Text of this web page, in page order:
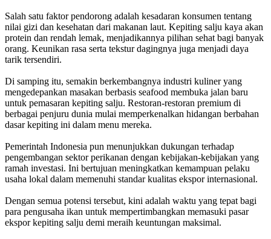
Salah satu faktor pendorong adalah kesadaran konsumen tentang
nilai gizi dan kesehatan dari makanan laut. Kepiting salju kaya akan
protein dan rendah lemak, menjadikannya pilihan sehat bagi banyak
orang. Keunikan rasa serta tekstur dagingnya juga menjadi daya
tarik tersendiri.
Di samping itu, semakin berkembangnya industri kuliner yang
mengedepankan masakan berbasis seafood membuka jalan baru
untuk pemasaran kepiting salju. Restoran-restoran premium di
berbagai penjuru dunia mulai memperkenalkan hidangan berbahan
dasar kepiting ini dalam menu mereka.
Pemerintah Indonesia pun menunjukkan dukungan terhadap
pengembangan sektor perikanan dengan kebijakan-kebijakan yang
ramah investasi. Ini bertujuan meningkatkan kemampuan pelaku
usaha lokal dalam memenuhi standar kualitas ekspor internasional.
Dengan semua potensi tersebut, kini adalah waktu yang tepat bagi
para pengusaha ikan untuk mempertimbangkan memasuki pasar
ekspor kepiting salju demi meraih keuntungan maksimal.